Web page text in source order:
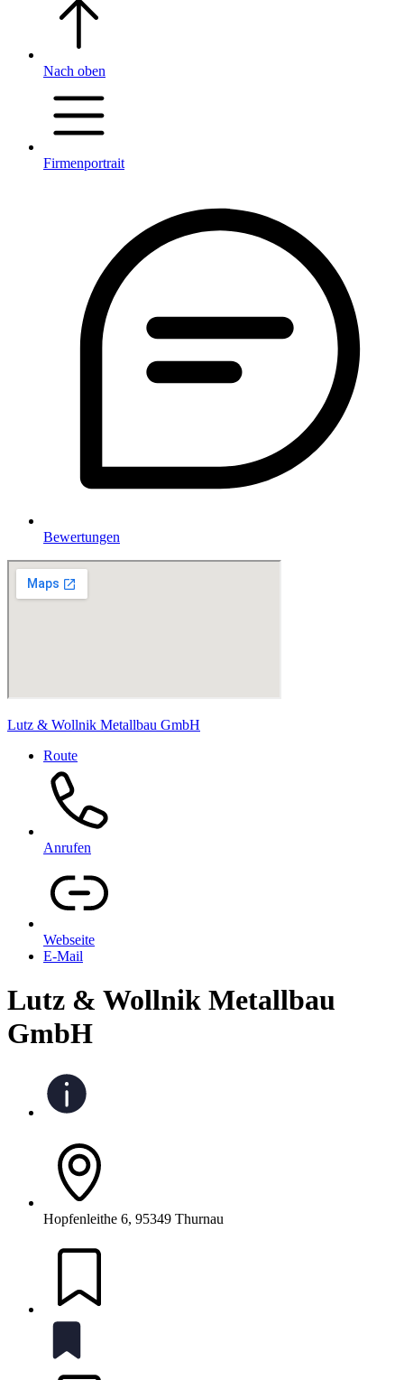
Nach oben
Firmenportrait
Bewertungen
Lutz & Wollnik Metallbau GmbH
Route
Anrufen
Webseite
E-Mail
Lutz & Wollnik Metallbau
GmbH
Hopfenleithe 6, 95349 Thurnau